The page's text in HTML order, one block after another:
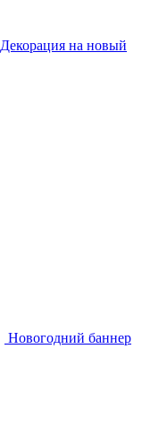
Декорация на новый
Новогодний баннер